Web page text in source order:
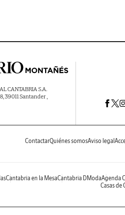
CANTABRIA S.A.
39011 Santander ,
ContactarQuiénes somosAviso legal
Cantabria en la MesaCantabria DModaAgenda
Casas de